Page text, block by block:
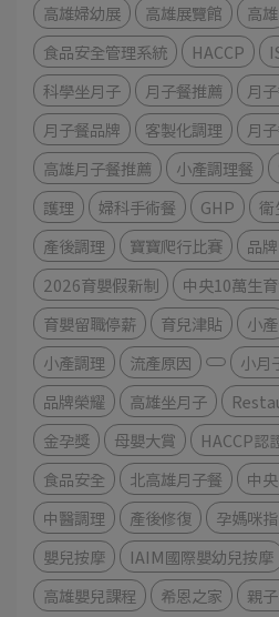
高雄婦幼展
高雄展覽館 高雄
食品安全管理系統
HACCP
科學坐月子
月子餐推薦 月
月子餐品牌
客製化調理
月
高雄月子餐推薦
小產調理餐
護理
婦科手術餐 GHP
產後調理
寶寶爬行比賽 品
2026育嬰假新制
中央10萬生
育嬰留職停薪
育兒津貼 小產
小產調理
流產原因 小月
品牌榮耀
高雄坐月子
金孕獎
母嬰大賞 HACCP認
食品安全
北高雄月子餐 中
中醫調理
產後修復 孕媽咪
嬰兒按摩
IAIM國際嬰幼兒按摩
高雄嬰兒課程
希恩之家 親